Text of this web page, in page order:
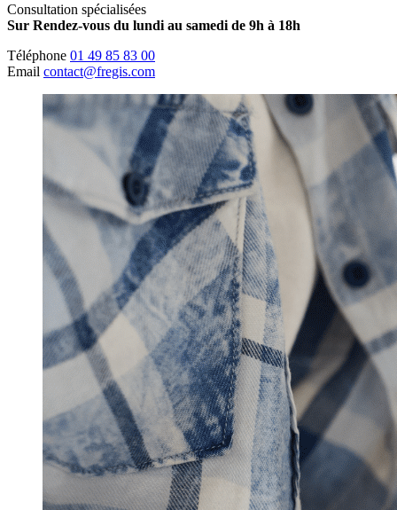
Consultation spécialisées
Sur Rendez-vous du lundi au samedi de 9h à 18h
Téléphone 01 49 85 83 00
Email contact@fregis.com